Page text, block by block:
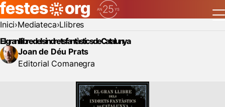
Inici Mediateca Llibres
El gran llibre dels indrets fantàstics de Catalunya
Joan de Déu Prats
Editorial Comanegra